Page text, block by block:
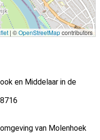
| ©OpenStreetMapcontributors
en Middelaar in de
van Molenhoek